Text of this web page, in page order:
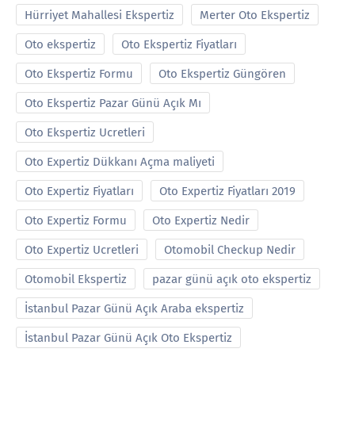
Hürriyet Mahallesi Ekspertiz Merter Oto Ekspertiz
Oto ekspertiz Oto Ekspertiz Fiyatları
Oto Ekspertiz Formu Oto Ekspertiz Güngören
Oto Ekspertiz Pazar Günü Açık Mı
Oto Ekspertiz Ucretleri
Oto Expertiz Dükkanı Açma maliyeti
Oto Expertiz Fiyatları Oto Expertiz Fiyatları 2019
Oto Expertiz Formu Oto Expertiz Nedir
Oto Expertiz Ucretleri Otomobil Checkup Nedir
Otomobil Ekspertiz pazar günü açık oto ekspertiz
İstanbul Pazar Günü Açık Araba ekspertiz
İstanbul Pazar Günü Açık Oto Ekspertiz